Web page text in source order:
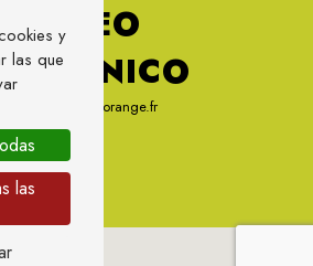
y
las que
las